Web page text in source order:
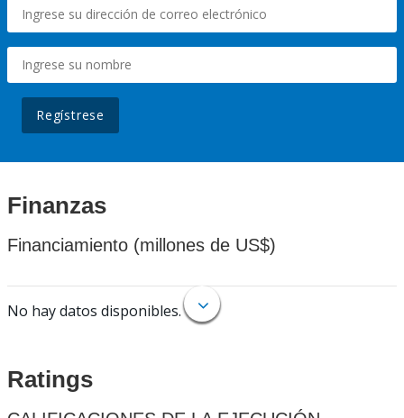
Regístrese
Finanzas
Financiamiento (millones de US$)
No hay datos disponibles.
Ratings